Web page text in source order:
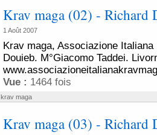
Krav maga (02) - Richard
1 Août 2007
Krav maga, Associazione
Douieb. M°Giacomo Taddei.
Vue : 1464 fois
krav maga
Krav maga (03) - Richard